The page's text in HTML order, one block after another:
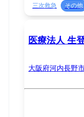
三次救急
その他
医療法人 生
大阪府河内長野